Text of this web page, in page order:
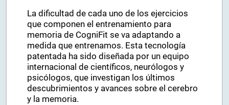
La dificultad de cada uno de los ejercicios
que componen el entrenamiento para
memoria de CogniFit se va adaptando a
medida que entrenamos. Esta tecnología
patentada ha sido diseñada por un equipo
internacional de científicos, neurólogos y
psicólogos, que investigan los últimos
descubrimientos y avances sobre el cerebro
y la memoria.